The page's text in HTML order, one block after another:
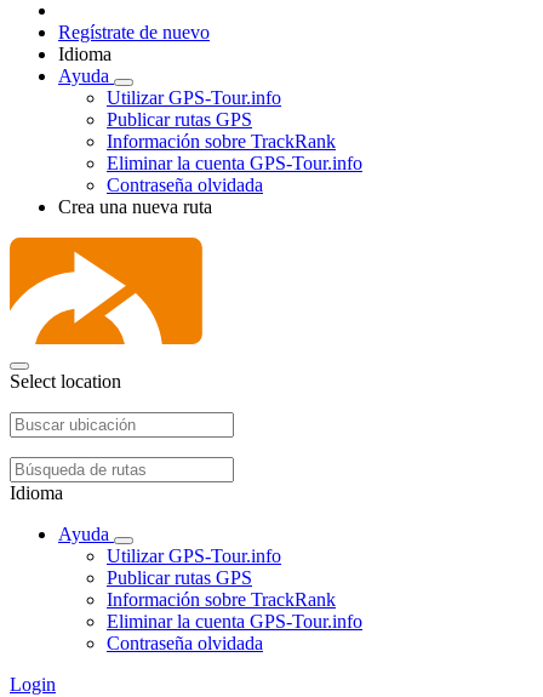
Regístrate de nuevo
Idioma
Ayuda
Utilizar GPS-Tour.info
Publicar rutas GPS
Información sobre TrackRank
Eliminar la cuenta GPS-Tour.info
Contraseña olvidada
Crea una nueva ruta
Select location
Idioma
Ayuda
Utilizar GPS-Tour.info
Publicar rutas GPS
Información sobre TrackRank
Eliminar la cuenta GPS-Tour.info
Contraseña olvidada
Login